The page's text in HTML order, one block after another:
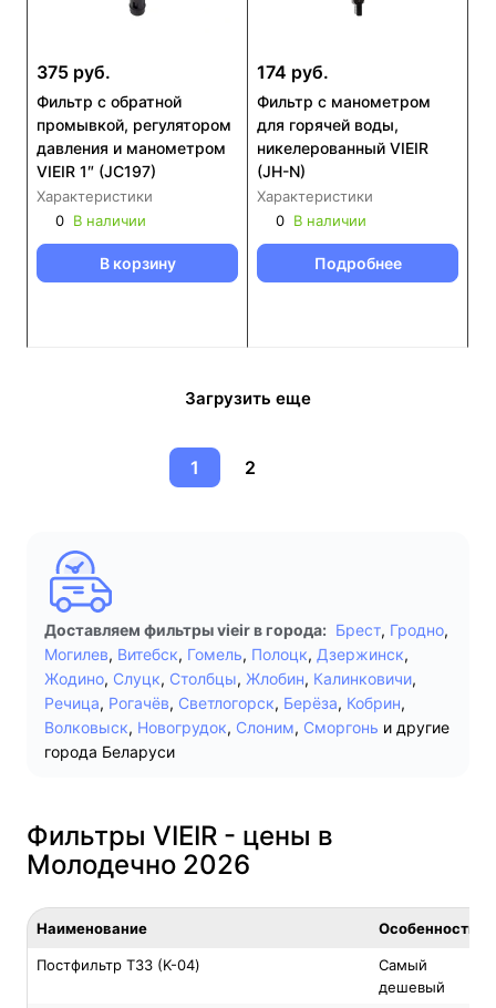
375 руб.
Фильтр с обратной
промывкой, регулятором
давления и манометром
VIEIR 1″ (JC197)
Характеристики
0 В наличии
В корзину
174 руб.
Фильтр с манометром
для горячей воды,
никелерованный VIEIR
(JH-N)
Характеристики
0 В наличии
Подробнее
Загрузить еще
1 2
Доставляем фильтры vieir в города: Брест, Гродно,
Могилев, Витебск, Гомель, Полоцк, Дзержинск,
Жодино, Слуцк, Столбцы, Жлобин, Калинковичи,
Речица, Рогачёв, Светлогорск, Берёза, Кобрин,
Волковыск, Новогрудок, Слоним, Сморгонь и другие
города Беларуси
Фильтры VIEIR - цены в
Молодечно 2026
Наименование Особенность
Постфильтр Т33 (K-04)
Самый
дешевый